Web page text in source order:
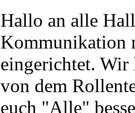
Hallo an alle
Kommunikation
eingerichtet. Wir
von dem
euch "Alle"